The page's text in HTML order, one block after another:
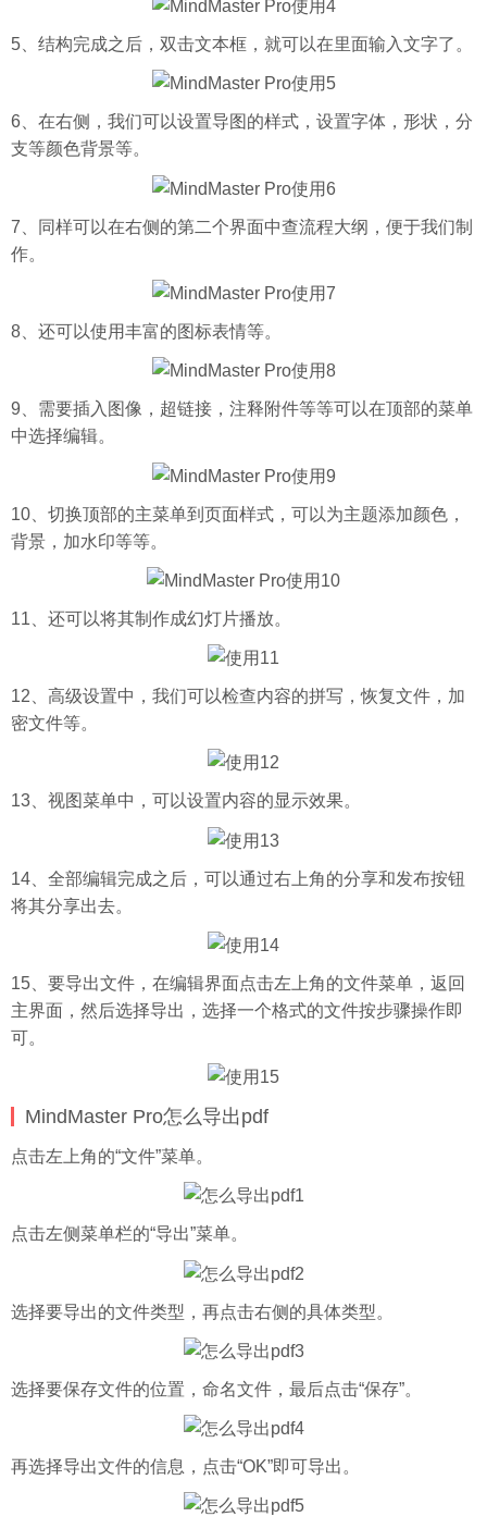
5、结构完成之后，双击文本框，就可以在里面输入文字了。
6、在右侧，我们可以设置导图的样式，设置字体 ，形状，分
支等颜色背景等。
7、同样可以在右侧的第二个界面中查流程大纲，便于我们制
作。
8、还可以使用丰富的图标表情等。
9、需要插入图像，超链接，注释附件等等可以在顶部的菜单
中选择编辑。
10、切换顶部的主菜单到页面样式，可以为主题添加颜色，
背景，加水印等等。
11、还可以将其制作成幻灯片播放。
12、高级设置中，我们可以检查内容的拼写，恢复文件，加
密文件等。
13、视图菜单中，可以设置内容的显示效果。
14、全部编辑完成之后，可以通过右上角的分享和发布按钮
将其分享出去。
15、要导出文件，在编辑界面点击左上角的文件菜单，返回
主界面，然后选择导出，选择一个格式的文件按步骤操作即
可。
MindMaster Pro怎么导出pdf
点击左上角的“文件”菜单。
点击左侧菜单栏的“导出”菜单。
选择要导出的文件类型，再点击右侧的具体类型。
选择要保存文件的位置，命名文件，最后点击“保存”。
再选择导出文件的信息，点击“OK”即可导出。